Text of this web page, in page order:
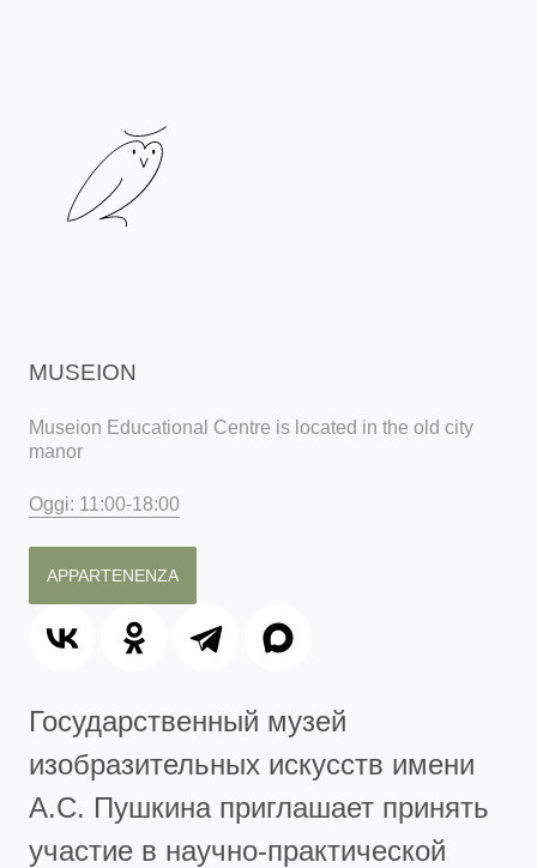
MUSEION
Museion Educational Centre is located in the old city
manor
Oggi: 11:00-18:00
APPARTENENZA
Государственный музей
изобразительных искусств имени
А.С. Пушкина приглашает принять
участие в научно-практической